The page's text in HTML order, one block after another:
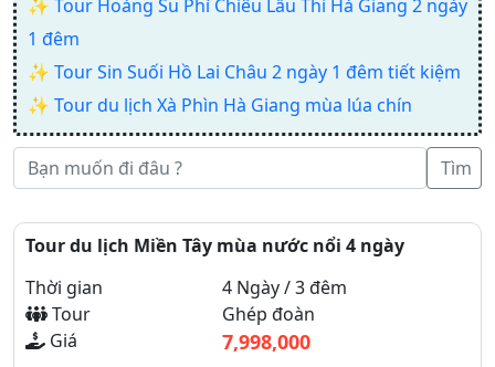
✨ Tour Hoàng Su Phì Chiêu Lầu Thi Hà Giang 2 ngày
1 đêm
✨ Tour Sin Suối Hồ Lai Châu 2 ngày 1 đêm tiết kiệm
✨ Tour du lịch Xà Phìn Hà Giang mùa lúa chín
Tìm
Tour du lịch Miền Tây mùa nước nổi 4 ngày
Thời gian
4 Ngày / 3 đêm
Tour
Ghép đoàn
Giá
7,998,000